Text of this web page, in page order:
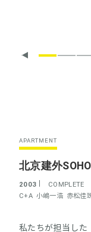
APARTMENT
北京建外
2003
COMPLETE
C+A 小嶋一浩 赤松佳
私たちが担当した